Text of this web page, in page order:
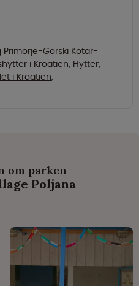
Primorje-Gorski Kotar-
i Kroatien, Hytter,
i Kroatien,
om parken
Poljana